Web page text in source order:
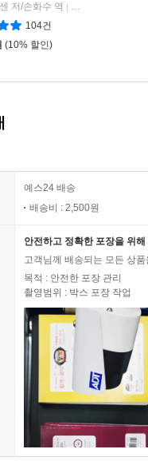
저/손화수 역
북파머스
104건
(10% 할인)
예스24 배송
배송비 : 2,500원
안전하고 정확한 포장을 위
고객님께 배송되는 모든 상
목적 : 안전한 포장 관리
촬영범위 : 박스 포장 작업